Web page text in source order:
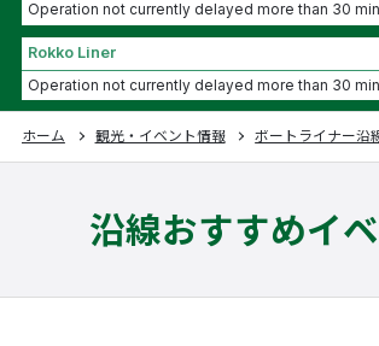
Operation not currently delayed more than 30
Rokko Liner
Operation not currently delayed more than 30
ホーム 観光・イベント情報 ポートライナー沿
沿線おすすめイ